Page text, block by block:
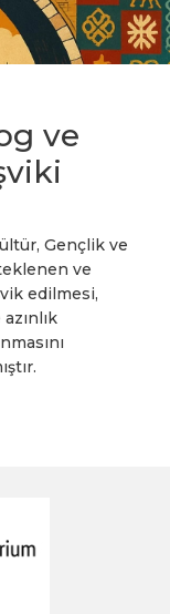
ve
Gençlik ve
ve
edilmesi,